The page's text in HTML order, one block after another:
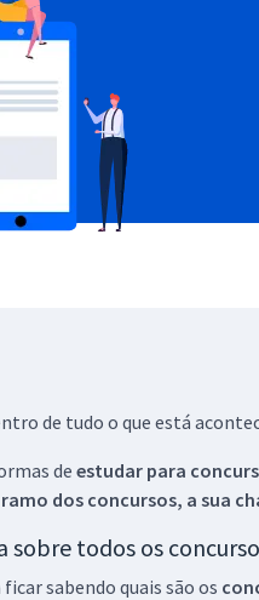
de tudo o que está
de estudar para
dosconcursos, a sua
sobre todos os
sabendo quais são os